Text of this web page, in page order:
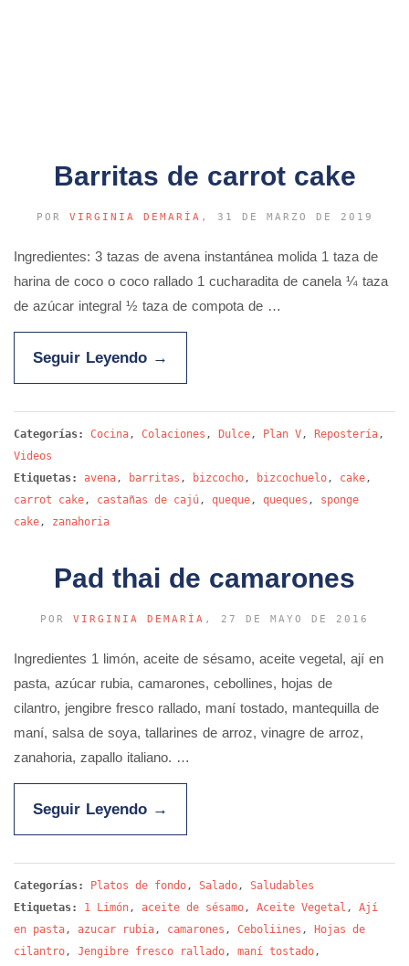
Barritas de carrot cake
POR VIRGINIA DEMARÍA , 31 DE MARZO DE 2019
Ingredientes: 3 tazas de avena instantánea molida 1 taza de
harina de coco o coco rallado 1 cucharadita de canela ¼ taza
de azúcar integral ½ taza de compota de …
Seguir Leyendo →
Categorías: Cocina, Colaciones , Dulce, Plan V, Repostería,
Videos
Etiquetas:
avena, barritas , bizcocho, bizcochuelo, cake,
carrot cake, castañas de cajú, queque, queques , sponge
cake, zanahoria
Pad thai de camarones
POR VIRGINIA DEMARÍA , 27 DE MAYO DE 2016
Ingredientes 1 limón, aceite de sésamo, aceite vegetal, ají en
pasta, azúcar rubia, camarones, cebollines, hojas de
cilantro, jengibre fresco rallado, maní tostado, mantequilla de
maní, salsa de soya, tallarines de arroz, vinagre de arroz,
zanahoria, zapallo italiano. …
Seguir Leyendo →
Categorías: Platos de fondo, Salado, Saludables
Etiquetas:
1 Limón, aceite de sésamo, Aceite Vegetal , Ají
en pasta, azucar rubia, camarones , Ceboliines ,
Hojas de
cilantro, Jengibre fresco rallado, maní tostado,